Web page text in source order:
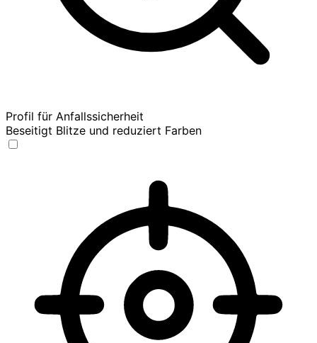
Profil für Anfallssicherheit
Beseitigt Blitze und reduziert Farben